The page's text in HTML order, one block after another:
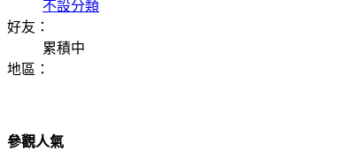
不設分類
好友：
累積中
地區：
參觀人氣